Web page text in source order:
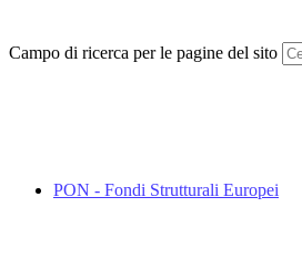
Campo di ricerca per le pagine del sito
PON - Fondi Strutturali Europei